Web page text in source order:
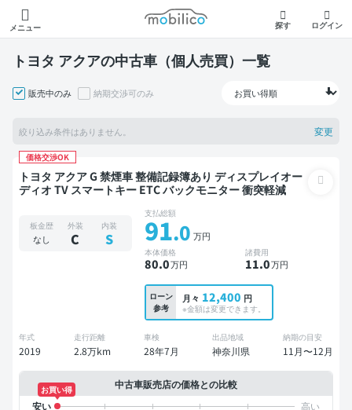
メニュー
モビリコ
探す ログイン
トヨタ アクアの中古車（個人売買）一覧
販売中のみ 納期交渉可のみ
絞り込み条件はありません。 変更
価格交渉OK
トヨタ アクア G 禁煙車 整備記録簿あり ディスプレイオー
ディオ TV スマートキー ETC バックモニター 衝突軽減
板金歴
なし
外装
C
内装
S
支払総額
91.0 万円
本体価格
80.0万円
諸費用
11.0万円
ローン
参考
月々 12,400 円
※金額は変更できます。
年式
2019
走行距離
2.8万km
車検
28年7月
出品地域
神奈川県
納期の目安
11月〜12月
中古車販売店の価格との比較
お買い得